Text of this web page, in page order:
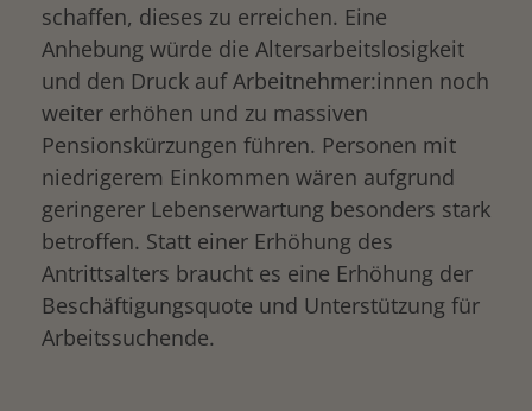
schaffen, dieses zu erreichen. Eine
Anhebung würde die Altersarbeitslosigkeit
und den Druck auf Arbeitnehmer:innen noch
weiter erhöhen und zu massiven
Pensionskürzungen führen. Personen mit
niedrigerem Einkommen wären aufgrund
geringerer Lebenserwartung besonders stark
betroffen. Statt einer Erhöhung des
Antrittsalters braucht es eine Erhöhung der
Beschäftigungsquote und Unterstützung für
Arbeitssuchende.